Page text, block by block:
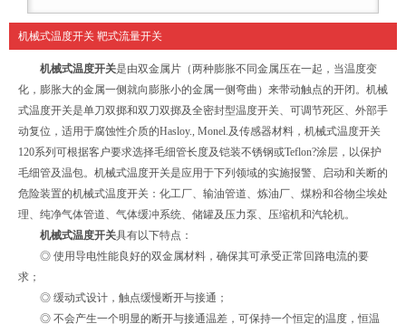
机械式温度开关 靶式流量开关
机械式温度开关是由双金属片（两种膨胀不同金属压在一起，当温度变
化，膨胀大的金属一侧就向膨胀小的金属一侧弯曲）来带动触点的开闭。机械
式温度开关是单刀双掷和双刀双掷及全密封型温度开关、可调节死区、外部手
动复位，适用于腐蚀性介质的Hasloy., Monel.及传感器材料，机械式温度开关
120系列可根据客户要求选择毛细管长度及铠装不锈钢或Teflon?涂层，以保护
毛细管及温包。机械式温度开关是应用于下列领域的实施报警、启动和关断的
危险装置的机械式温度开关：化工厂、输油管道、炼油厂、煤粉和谷物尘埃处
理、纯净气体管道、气体缓冲系统、储罐及压力泵、压缩机和汽轮机。
机械式温度开关具有以下特点：
◎ 使用导电性能良好的双金属材料，确保其可承受正常回路电流的要
求；
◎ 缓动式设计，触点缓慢断开与接通；
◎ 不会产生一个明显的断开与接通温差，可保持一个恒定的温度，恒温